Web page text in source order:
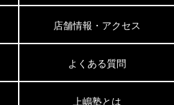
店舗情報・アクセス
よくある質問
上嶋塾とは